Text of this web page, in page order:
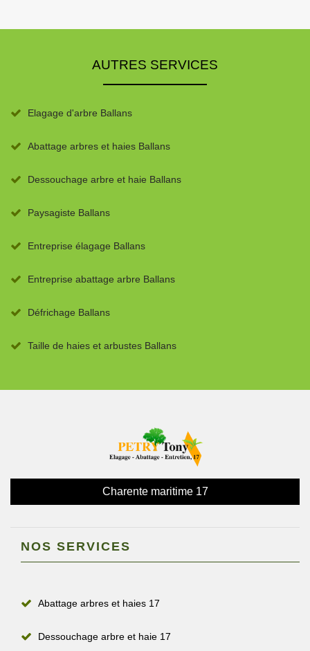
AUTRES SERVICES
Elagage d'arbre Ballans
Abattage arbres et haies Ballans
Dessouchage arbre et haie Ballans
Paysagiste Ballans
Entreprise élagage Ballans
Entreprise abattage arbre Ballans
Défrichage Ballans
Taille de haies et arbustes Ballans
Charente maritime 17
NOS SERVICES
Abattage arbres et haies 17
Dessouchage arbre et haie 17